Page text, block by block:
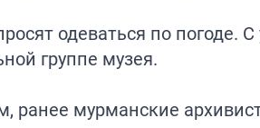
одеваться по погоде.
группе музея.
ранее мурманские